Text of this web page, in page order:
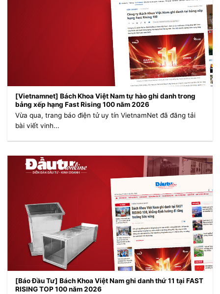
[Vietnamnet] Bách Khoa Việt Nam tự hào ghi danh trong
bảng xếp hạng Fast Rising 100 năm 2026
Vừa qua, trang báo điện tử uy tín VietnamNet đã đăng tải
bài viết vinh...
[Báo Đầu Tư] Bách Khoa Việt Nam ghi danh thứ 11 tại FAST
RISING TOP 100 năm 2026